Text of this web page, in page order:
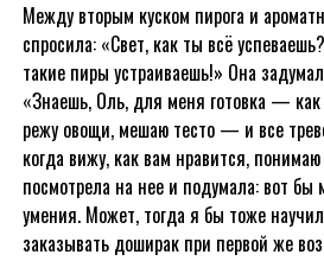
Между вторым куском пирога и
спросила: «Свет, как ты всё
такие пиры устраиваешь!» Она
«Знаешь, Оль, для меня готовка —
режу овощи, мешаю тесто — и все
когда вижу, как вам нравится,
посмотрела на нее и подумала: вот бы
умения. Может, тогда я бы тоже
заказывать доширак при первой же